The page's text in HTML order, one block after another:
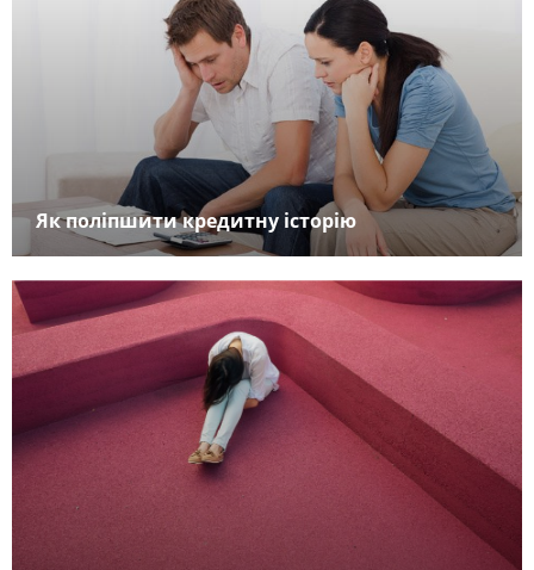
Як поліпшити кредитну історію